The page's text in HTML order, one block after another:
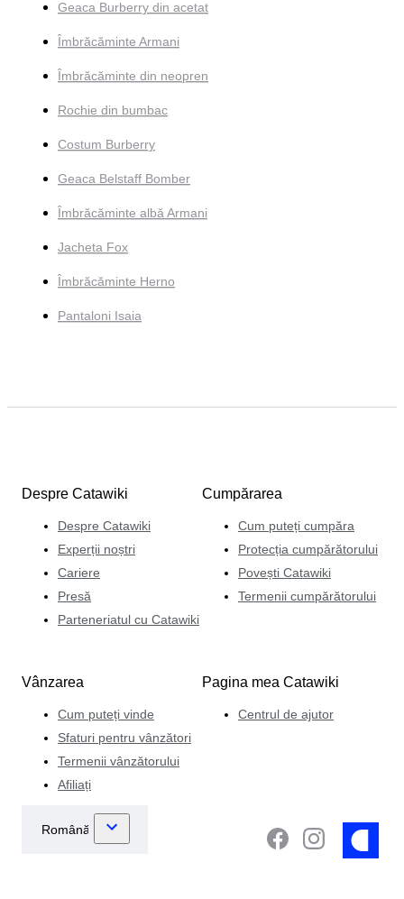
Geaca Burberry din acetat
Îmbrăcăminte Armani
Îmbrăcăminte din neopren
Rochie din bumbac
Costum Burberry
Geaca Belstaff Bomber
Îmbrăcăminte albă Armani
Jacheta Fox
Îmbrăcăminte Herno
Pantaloni Isaia
Despre Catawiki
Despre Catawiki
Experții noștri
Cariere
Presă
Parteneriatul cu Catawiki
Cumpărarea
Cum puteți cumpăra
Protecția cumpărătorului
Povești Catawiki
Termenii cumpărătorului
Vânzarea
Cum puteți vinde
Sfaturi pentru vânzători
Termenii vânzătorului
Afiliați
Pagina mea Catawiki
Centrul de ajutor